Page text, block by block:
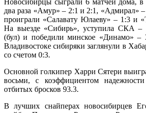
два раза «Амур» – 2:1 и 2:1, «Адмирал»
проиграли «Салавату Юлаеву» – 1:3 и
На выезде «Сибирь», уступила СКА –
(бул) и победили минское «Динамо» –
Владивостоке сибиряки заглянули в
со счетом 0:3.
Основной голкипер Харри Сятери
восьми, с коэффициентом
отбитых бросков 93.3.
В лучших снайперах новосибирцев